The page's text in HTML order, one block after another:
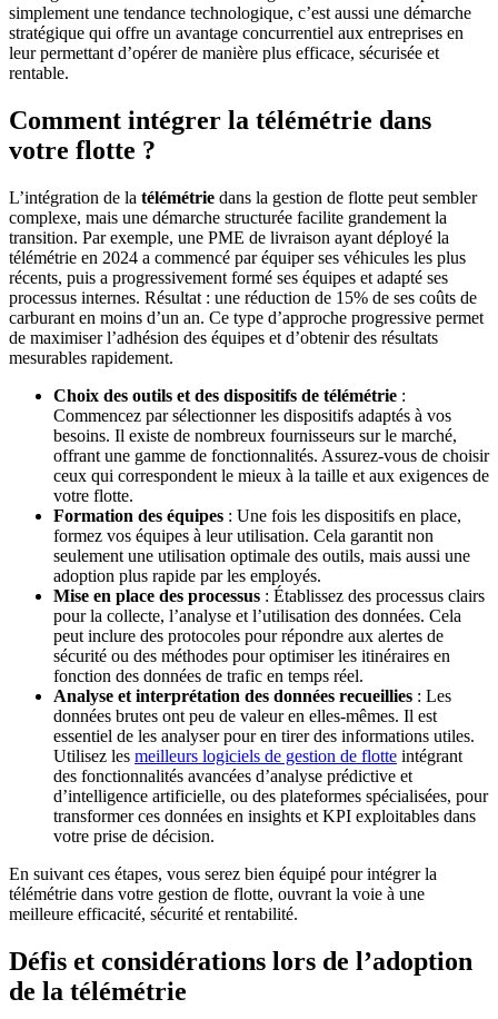
simplement une tendance technologique, c’est aussi une démarche
stratégique qui offre un avantage concurrentiel aux entreprises en
leur permettant d’opérer de manière plus efficace, sécurisée et
rentable.
Comment intégrer la télémétrie dans
votre flotte ?
L’intégration de la télémétrie dans la gestion de flotte peut sembler
complexe, mais une démarche structurée facilite grandement la
transition. Par exemple, une PME de livraison ayant déployé la
télémétrie en 2024 a commencé par équiper ses véhicules les plus
récents, puis a progressivement formé ses équipes et adapté ses
processus internes. Résultat : une réduction de 15% de ses coûts de
carburant en moins d’un an. Ce type d’approche progressive permet
de maximiser l’adhésion des équipes et d’obtenir des résultats
mesurables rapidement.
Choix des outils et des dispositifs de télémétrie :
Commencez par sélectionner les dispositifs adaptés à vos
besoins. Il existe de nombreux fournisseurs sur le marché,
offrant une gamme de fonctionnalités. Assurez-vous de choisir
ceux qui correspondent le mieux à la taille et aux exigences de
votre flotte.
Formation des équipes : Une fois les dispositifs en place,
formez vos équipes à leur utilisation. Cela garantit non
seulement une utilisation optimale des outils, mais aussi une
adoption plus rapide par les employés.
Mise en place des processus : Établissez des processus clairs
pour la collecte, l’analyse et l’utilisation des données. Cela
peut inclure des protocoles pour répondre aux alertes de
sécurité ou des méthodes pour optimiser les itinéraires en
fonction des données de trafic en temps réel.
Analyse et interprétation des données recueillies : Les
données brutes ont peu de valeur en elles-mêmes. Il est
essentiel de les analyser pour en tirer des informations utiles.
Utilisez les meilleurs logiciels de gestion de flotte intégrant
des fonctionnalités avancées d’analyse prédictive et
d’intelligence artificielle, ou des plateformes spécialisées, pour
transformer ces données en insights et KPI exploitables dans
votre prise de décision.
En suivant ces étapes, vous serez bien équipé pour intégrer la
télémétrie dans votre gestion de flotte, ouvrant la voie à une
meilleure efficacité, sécurité et rentabilité.
Défis et considérations lors de l’adoption
de la télémétrie